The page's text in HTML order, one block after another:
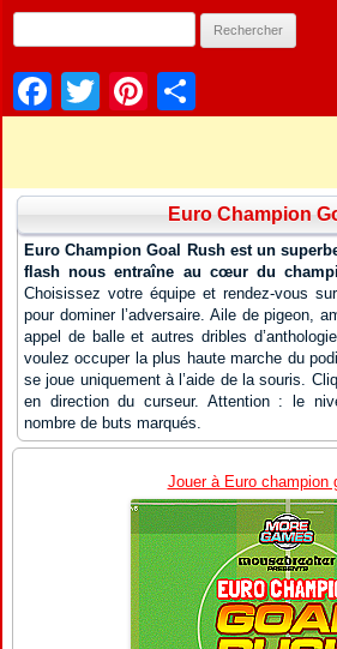
Facebook
TwitterPinterest
Euro Champion
Euro Champion Goal Rush est un
flash nous entraîne au cœur du
Choisissez votre équipe et rendez-vous
pour dominer l’adversaire. Aile de pigeon,
appel de balle et autres dribles
voulez occuper la plus haute marche du
se joue uniquement à l’aide de la souris.
en direction du curseur. Attention : le
nombre de buts marqués.
Jouer à Euro champion